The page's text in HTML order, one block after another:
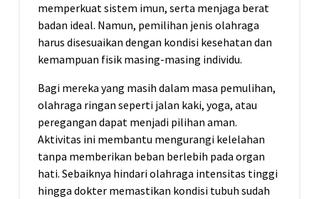
memperkuat sistem imun, serta menjaga berat
badan ideal. Namun, pemilihan jenis olahraga
harus disesuaikan dengan kondisi kesehatan dan
kemampuan fisik masing-masing individu.
Bagi mereka yang masih dalam masa pemulihan,
olahraga ringan seperti jalan kaki, yoga, atau
peregangan dapat menjadi pilihan aman.
Aktivitas ini membantu mengurangi kelelahan
tanpa memberikan beban berlebih pada organ
hati. Sebaiknya hindari olahraga intensitas tinggi
hingga dokter memastikan kondisi tubuh sudah